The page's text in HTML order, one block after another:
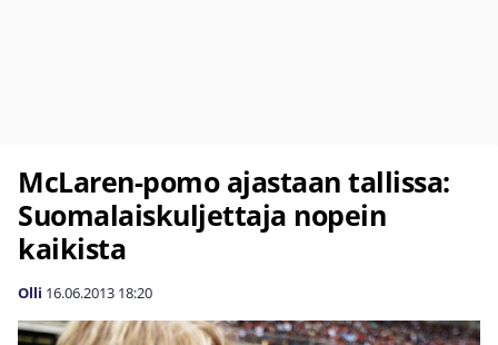
McLaren-pomo ajastaan tallissa:
Suomalaiskuljettaja nopein
kaikista
Olli 16.06.2013 18:20